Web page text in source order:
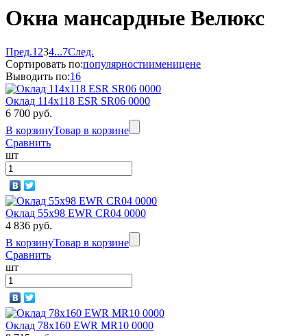
Окна мансардные Велюкс
Пред.1 234...7След.
Сортировать по:популярностиименицене
Выводить по:16
Оклад 114х118 ESR SR06 0000
6 700 руб.
В корзинуТовар в корзине
Сравнить
шт
Оклад 55x98 EWR CR04 0000
4 836 руб.
В корзинуТовар в корзине
Сравнить
шт
Оклад 78x160 EWR MR10 0000